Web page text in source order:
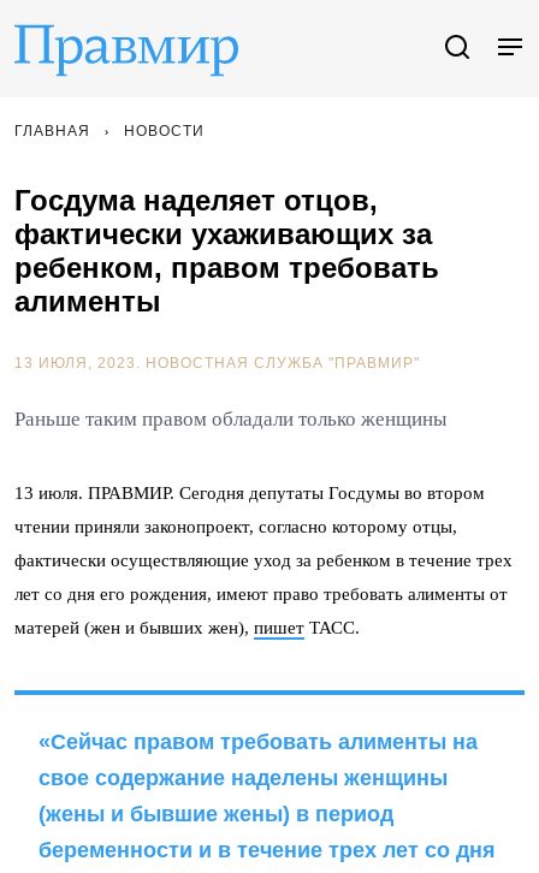
ГЛАВНАЯ НОВОСТИ
Госдума наделяет отцов,
фактически ухаживающих за
ребенком, правом требовать
алименты
13 ИЮЛЯ, 2023. НОВОСТНАЯ СЛУЖБА "ПРАВМИР"
Раньше таким правом обладали только женщины
13 июля. ПРАВМИР. Сегодня депутаты Госдумы во втором
чтении приняли законопроект, согласно которому отцы,
фактически осуществляющие уход за ребенком в течение трех
лет со дня его рождения, имеют право требовать алименты от
матерей (жен и бывших жен), пишет ТАСС.
«Сейчас правом требовать алименты на
свое содержание наделены женщины
(жены и бывшие жены) в период
беременности и в течение трех лет со дня